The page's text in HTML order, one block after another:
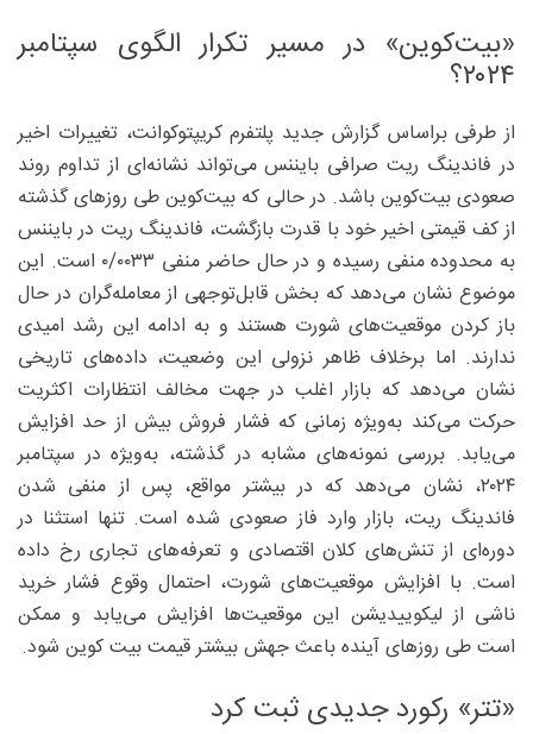
«بیت‌کوین» در مسیر تکرار الگوی سپتامبر
۲۰۲۴؟
از طرفی براساس گزارش جدید پلتفرم کریپتوکوانت، تغییرات اخیر
در فاندینگ ریت صرافی بایننس می‌تواند نشانه‌ای از تداوم روند
صعودی بیت‌کوین باشد. در حالی که بیت‌کوین طی روزهای گذشته
از کف قیمتی اخیر خود با قدرت بازگشت، فاندینگ ریت در بایننس
به محدوده منفی رسیده و در حال حاضر منفی ۰۰۳۳/‏۰ است. این
موضوع نشان می‌دهد که بخش قابل‌توجهی از معامله‌گران در حال
باز کردن موقعیت‌های شورت هستند و به ادامه این رشد امیدی
ندارند. اما برخلاف ظاهر نزولی این وضعیت، داده‌های تاریخی
نشان می‌دهد که بازار اغلب در جهت مخالف انتظارات اکثریت
حرکت می‌کند به‌ویژه زمانی که فشار فروش بیش از حد افزایش
می‌یابد. بررسی نمونه‌های مشابه در گذشته، به‌ویژه در سپتامبر
۲۰۲۴، نشان می‌دهد که در بیشتر مواقع، پس از منفی شدن
فاندینگ ریت، بازار وارد فاز صعودی شده است. تنها استثنا در
دوره‌ای از تنش‌های کلان اقتصادی و تعرفه‌های تجاری رخ داده
است. با افزایش موقعیت‌های شورت، احتمال وقوع فشار خرید
ناشی از لیکوییدیشن این موقعیت‌ها افزایش می‌یابد و ممکن
است طی روزهای آینده باعث جهش بیشتر قیمت بیت‌ کوین شود.
«تتر» رکورد جدیدی ثبت کرد